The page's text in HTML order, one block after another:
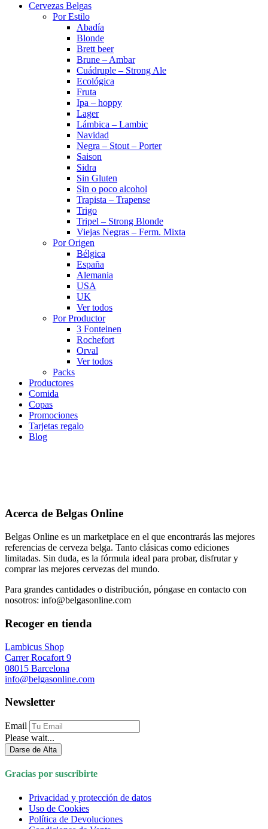
Cervezas Belgas
Por Estilo
Abadía
Blonde
Brett beer
Brune – Ambar
Cuádruple – Strong Ale
Ecológica
Fruta
Ipa – hoppy
Lager
Lámbica – Lambic
Navidad
Negra – Stout – Porter
Saison
Sidra
Sin Gluten
Sin o poco alcohol
Trapista – Trapense
Trigo
Tripel – Strong Blonde
Viejas Negras – Ferm. Mixta
Por Origen
Bélgica
España
Alemania
USA
UK
Ver todos
Por Productor
3 Fonteinen
Rochefort
Orval
Ver todos
Packs
Productores
Comida
Copas
Promociones
Tarjetas regalo
Blog
Acerca de Belgas Online
Belgas Online es un marketplace en el que encontrarás las mejores
referencias de cerveza belga. Tanto clásicas como ediciones
limitadas. Sin duda, es la fórmula ideal para probar, disfrutar y
comprar las mejores cervezas del mundo.
Para grandes cantidades o distribución, póngase en contacto con
nosotros: info@belgasonline.com
Recoger en tienda
Lambicus Shop
Carrer Rocafort 9
08015 Barcelona
info@belgasonline.com
Newsletter
Email
Please wait...
Darse de Alta
Gracias por suscribirte
Privacidad y protección de datos
Uso de Cookies
Política de Devoluciones